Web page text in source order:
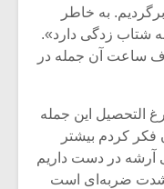
به خاطر
به شتاب زدگی دارد».
ساعت آن جمله در
التحصیل این جمله‌
فکر کردم بیشتر
در دست داریم
شدت ضربه‌ای است